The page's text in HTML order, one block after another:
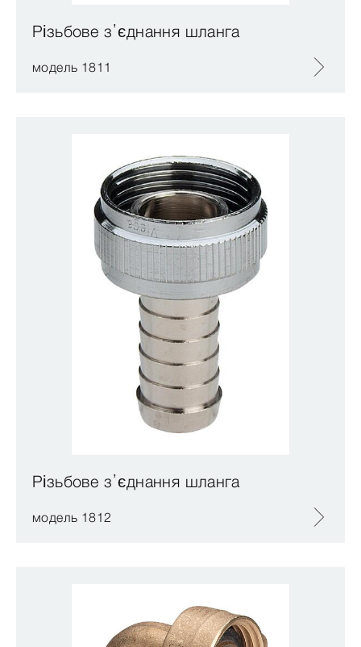
Різьбове з’єднання шланга
модель 1811
Різьбове з’єднання шланга
модель 1812